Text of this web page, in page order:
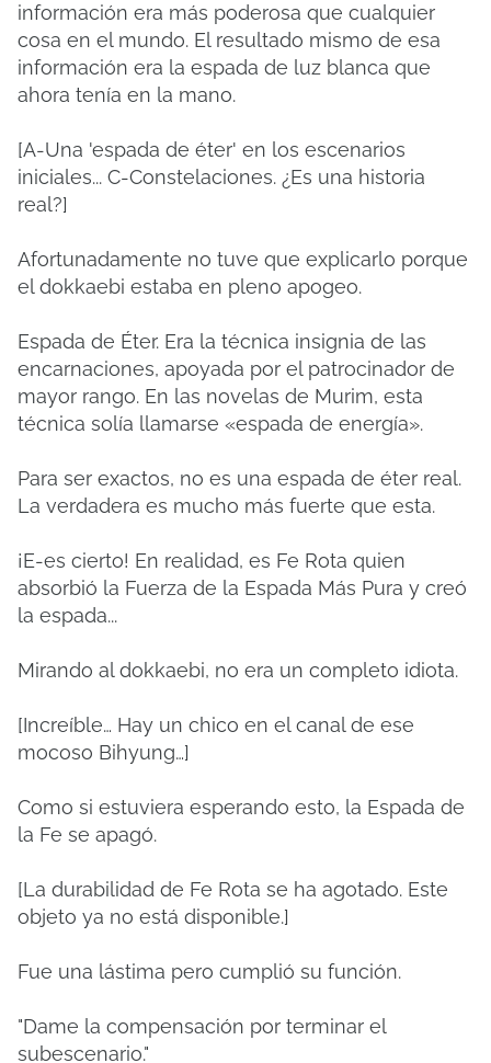
información era más poderosa que cualquier
cosa en el mundo. El resultado mismo de esa
información era la espada de luz blanca que
ahora tenía en la mano.
[A-Una 'espada de éter' en los escenarios
iniciales... C-Constelaciones. ¿Es una historia
real?]
Afortunadamente no tuve que explicarlo porque
el dokkaebi estaba en pleno apogeo.
Espada de Éter. Era la técnica insignia de las
encarnaciones, apoyada por el patrocinador de
mayor rango. En las novelas de Murim, esta
técnica solía llamarse «espada de energía».
Para ser exactos, no es una espada de éter real.
La verdadera es mucho más fuerte que esta.
¡E-es cierto! En realidad, es Fe Rota quien
absorbió la Fuerza de la Espada Más Pura y creó
la espada...
Mirando al dokkaebi, no era un completo idiota.
[Increíble… Hay un chico en el canal de ese
mocoso Bihyung…]
Como si estuviera esperando esto, la Espada de
la Fe se apagó.
[La durabilidad de Fe Rota se ha agotado. Este
objeto ya no está disponible.]
Fue una lástima pero cumplió su función.
"Dame la compensación por terminar el
subescenario."